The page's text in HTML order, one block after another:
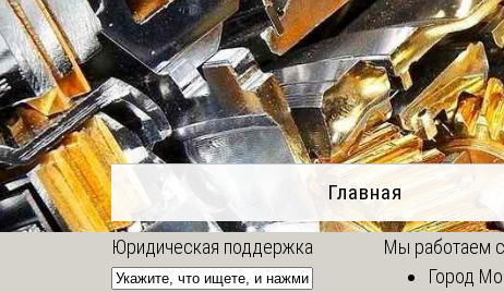
Главная
Юридическая поддержка
Мы работаем
Город